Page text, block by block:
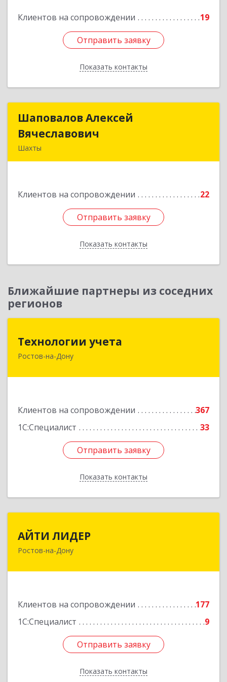
Клиентов на сопровождении 19
Отправить заявку
Показать контакты
Отправить заявку
Назад
Шаповалов Алексей
Вячеславович
Шахты
Клиентов на сопровождении 22
Отправить заявку
Показать контакты
Шаповалов Алексей
Отправить заявку
Назад
Ближайшие партнеры из соседних
регионов
Технологии учета
Ростов-на-Дону
Клиентов на сопровождении
367
1С:Специалист
33
Отправить заявку
Показать контакты
344064, Ростовская обл, Ростов-на-Дону г,
Отправить заявку
Назад
АЙТИ ЛИДЕР
Ростов-на-Дону
Клиентов на сопровождении
177
1С:Специалист
9
Отправить заявку
Показать контакты
344065, Ростовская обл, Ростов-на-Дону г,
Отправить заявку
Назад